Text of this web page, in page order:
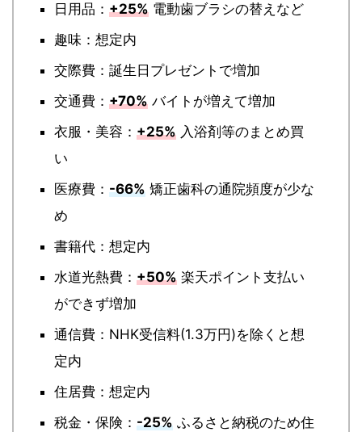
日用品： +25% 電動歯ブラシの替えなど
趣味：想定内
交際費：誕生日プレゼントで増加
交通費： +70% バイトが増えて増加
衣服・美容： +25% 入浴剤等のまとめ買
い
医療費： -66% 矯正歯科の通院頻度が少な
め
書籍代：想定内
水道光熱費： +50% 楽天ポイント支払い
ができず増加
通信費：NHK受信料(1.3万円)を除くと想
定内
住居費：想定内
税金・保険： -25% ふるさと納税のため住